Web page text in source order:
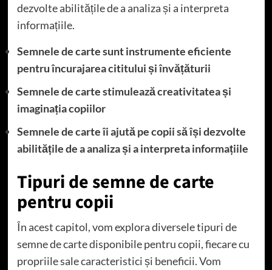
dezvolte abilitățile de a analiza și a interpreta
informațiile.
Semnele de carte sunt instrumente eficiente
pentru încurajarea cititului și învățăturii
Semnele de carte stimulează creativitatea și
imaginația copiilor
Semnele de carte îi ajută pe copii să își dezvolte
abilitățile de a analiza și a interpreta informațiile
Tipuri de semne de carte
pentru copii
În acest capitol, vom explora diversele tipuri de
semne de carte disponibile pentru copii, fiecare cu
propriile sale caracteristici și beneficii. Vom